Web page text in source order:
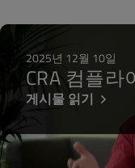
2025년 12월 10일
CRA 컴플
게시물 읽기